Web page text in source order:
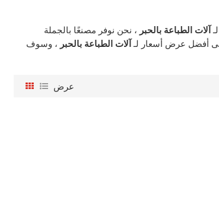
آلات الطباعة بالحبر ، نحن نوفر مصنعًا بالجملة
أفضل عرض أسعار لـآلات الطباعة بالحبر ، وسوف
عرض